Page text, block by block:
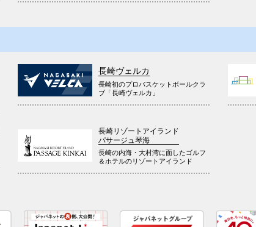
長崎ヴェルカ
長崎初のプロバスケットボールクラ
ブ「長崎ヴェルカ」
長崎リゾートアイランド
パサージュ琴海
長崎の内海・大村湾に面したゴルフ
＆ホテルのリゾートアイランド